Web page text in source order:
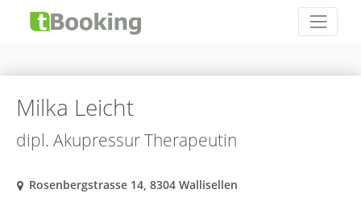
Milka Leicht
dipl. Akupressur Therapeutin
Rosenbergstrasse 14, 8304 Wallisellen